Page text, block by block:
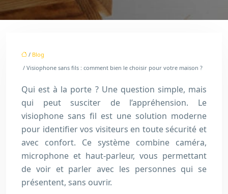
/ Blog
/ Visiophone sans fils : comment bien le choisir pour votre maison ?
Qui est à la porte ? Une question simple, mais
qui peut susciter de l’appréhension. Le
visiophone sans fil est une solution moderne
pour identifier vos visiteurs en toute sécurité et
avec confort. Ce système combine caméra,
microphone et haut-parleur, vous permettant
de voir et parler avec les personnes qui se
présentent, sans ouvrir.